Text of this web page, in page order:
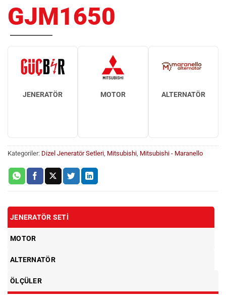
GJM1650
JENERATÖR MOTOR ALTERNATÖR
Kategoriler: Dizel Jeneratör Setleri, Mitsubishi, Mitsubishi - Maranello
JENERATÖR SETI
MOTOR
ALTERNATÖR
ÖLÇÜLER